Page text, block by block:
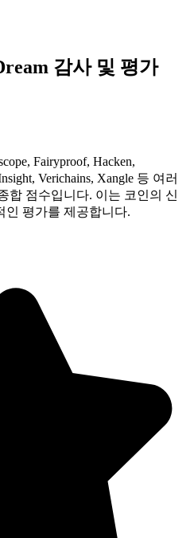
감사 및 평가
Fairyproof, Hacken,
Verichains, Xangle 등 여러
합 점수입니다. 이는 코인의 신
인 평가를 제공합니다.